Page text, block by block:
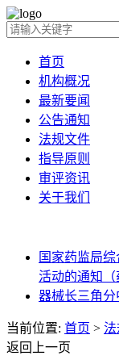
首页
机构概况
最新要闻
公告通知
法规文件
指导原则
审评资讯
关于我们
国家药监局
活动的通知（
器械长三角分
当前位置: 首页 > 法
返回上一页